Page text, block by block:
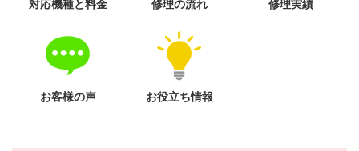
対応機種と料金 修理の流れ 修理実績
お客様の声 お役立ち情報